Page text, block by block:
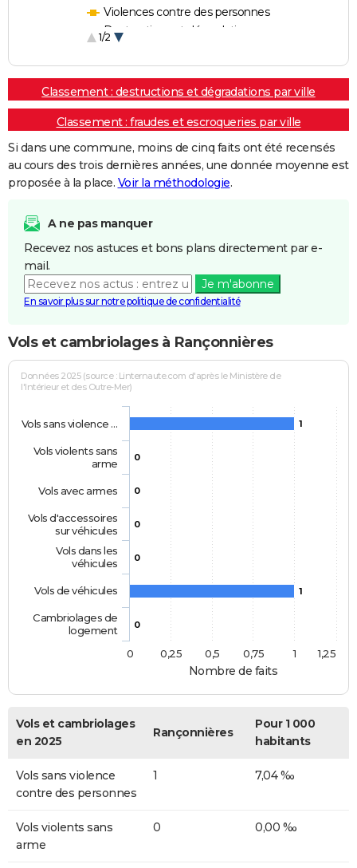
Violences contre des personnes
Destructions et dégradations
1/2
Classement : destructions et dégradations par ville
Classement : fraudes et escroqueries par ville
Si dans une commune, moins de cinq faits ont été recensés
au cours des trois dernières années, une donnée moyenne est
proposée à la place. Voir la méthodologie.
A ne pas manquer
Recevez nos astuces et bons plans directement par e-
mail.
Je m'abonne
En savoir plus sur notre politique de confidentialité
Vols et cambriolages à Rançonnières
Nombre de faits
Données 2025 (source : Linternaute.com d'après le Ministère de
l'Intérieur et des Outre-Mer)
1
0
0
0
0
1
0
Vols sans violence …
Vols violents sans
arme
Vols avec armes
Vols d'accessoires
sur véhicules
Vols dans les
véhicules
Vols de véhicules
Cambriolages de
logement
0
1
0,25 0,5 0,75 1,25
Vols et cambriolages
en 2025
Rançonnières
Pour 1 000
habitants
Vols sans violence
contre des personnes
1 7,04 ‰
Vols violents sans
arme
0 0,00 ‰